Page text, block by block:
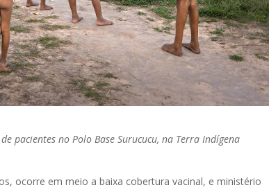
pacientes no Polo Base Surucucu, na Terra Indígena
ocorre em meio a baixa cobertura vacinal, e ministério